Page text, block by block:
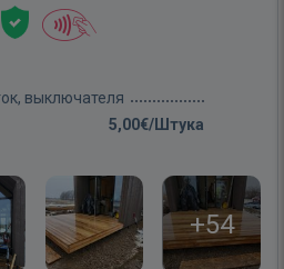
выключателя
5,00€/Штука
+54